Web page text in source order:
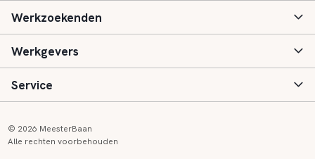
Basisonderwijs
Speciaal (basis) onderwijs
Voortgezet onderwijs
Werkzoekenden
Aanmelden
Vacatures
Werkgevers
Inloggen
Service
© 2026 MeesterBaan
Alle rechten voorbehouden